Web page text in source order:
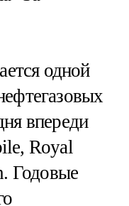
одной
впереди
Royal
Годовые